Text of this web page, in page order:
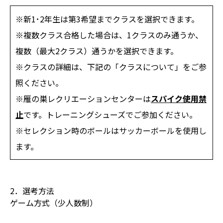
※新1･2年生は第3希望までクラスを選択できます。
※複数クラス合格した場合は、1クラスのみ通うか、
複数（最大2クラス）通うかを選択できます。
※クラスの詳細は、下記の「クラスについて」をご参
照ください。
※雁の巣レクリエーションセンターはスパイク使用禁
止です。トレーニングシューズでご参加ください。
※セレクション時のボールはサッカーボールを使用し
ます。
2．選考方法
ゲーム方式（少人数制）